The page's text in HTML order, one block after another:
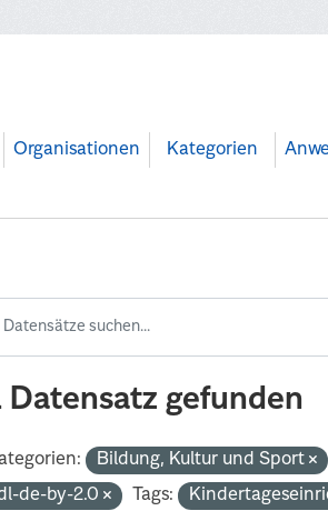
Organisationen Kategorien
Datensatz gefunden
Bildung, Kultur und Sport
de-by-2.0
Tags: